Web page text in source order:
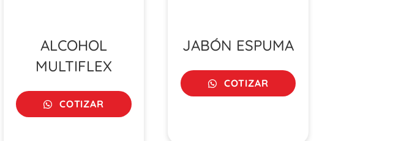
ALCOHOL
MULTIFLEX
COTIZAR
JABÓN ESPUMA
COTIZAR